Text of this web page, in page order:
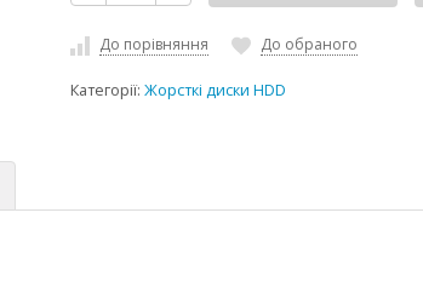
До порівняння До обраного
Категорії:Жорсткі диски HDD